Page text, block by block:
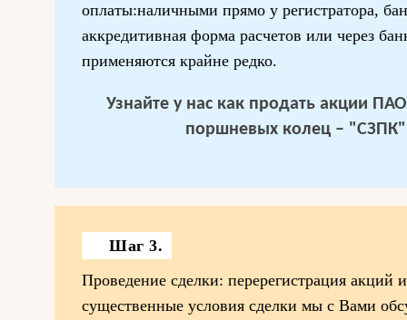
оплаты:наличными прямо у регистратора,
аккредитивная форма расчетов или через
применяются крайне редко.
Узнайте у нас как продать акции
поршневых колец – "СЗПК"
Шаг 3.
Проведение сделки: перерегистрация акций
существенные условия сделки мы с Вами